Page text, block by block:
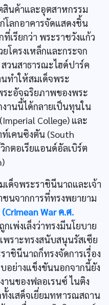
สินค้าและอุตสาหกรรม
ลกอาคารจัดแสดงชิ้น
เรียกว่า พระราชวังแก้ว
โครงเหล็กและกระจก
วนสาธารณะไฮด์ปาร์ค
นทำให้สมเด็จพระ
ะอัจฉริยภาพของพระ
งานนี้ได้กลายเป็นทุนใน
College) และ
เคนซิงตัน (South
ตอเรียแอนด์อัลเบิร์ต
ด็จพระราชินีนาถและเจ้า
นจากการที่ทรงพยายาม
War ค.ศ.
เพ่งเล็งว่าทรงมีนโยบาย
ราะทรงสนับสนุนรัสเซีย
าชินีนาถก็ทรงจัดการเรื่อง
อย่างแข็งขันนอกจากนี้ยัง
นของฟลอเรนซ์ ไนติง
ทั้งเสด็จเยี่ยมทหารณสถาน